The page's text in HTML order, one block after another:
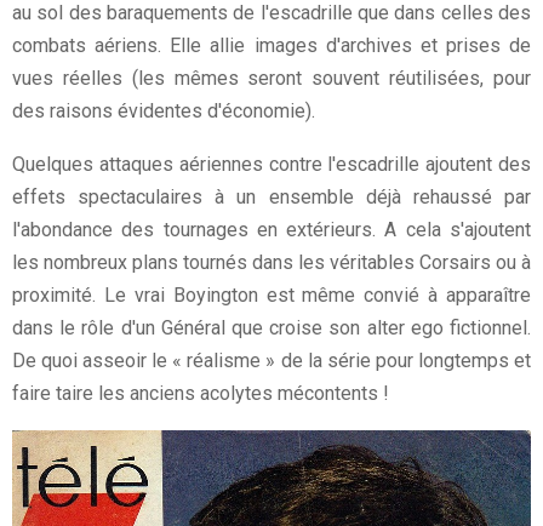
au sol des baraquements de l'escadrille que dans celles des
combats aériens. Elle allie images d'archives et prises de
vues réelles (les mêmes seront souvent réutilisées, pour
des raisons évidentes d'économie).
Quelques attaques aériennes contre l'escadrille ajoutent des
effets spectaculaires à un ensemble déjà rehaussé par
l'abondance des tournages en extérieurs. A cela s'ajoutent
les nombreux plans tournés dans les véritables Corsairs ou à
proximité. Le vrai Boyington est même convié à apparaître
dans le rôle d'un Général que croise son alter ego fictionnel.
De quoi asseoir le « réalisme » de la série pour longtemps et
faire taire les anciens acolytes mécontents !